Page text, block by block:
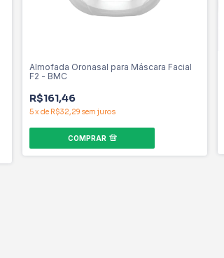
Almofada Oronasal para Máscara Facial
F2 - BMC
R$161,46
5x de R$32,29 sem juros
COMPRAR